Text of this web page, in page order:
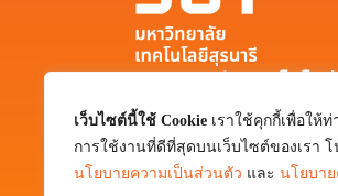
เว็บไซต์นี้ใช้ Cookie เราใช้คุกกี้เพื่อให้
การใช้งานที่ดีที่สุดบนเว็บไซต์ของเรา
นโยบายความเป็นส่วนตัว และ นโยบา
มหาวิทยาลัยเทคโนโล
111 ถนนมหาวิทยาลัย ตำบล
เมือง จังหวัดนครราชสีมา
0-4422-3000